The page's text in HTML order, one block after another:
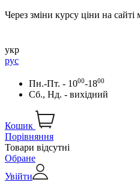
Через зміни курсу ціни на сайті
укр
рус
Пн.-Пт. - 1000-1800
Сб., Нд. - вихідний
Кошик
Порівняння
Товари відсутні
Обране
Увійти